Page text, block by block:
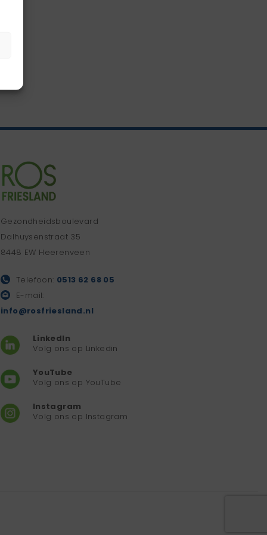
Gezondheidsboulevard
Dalhuysenstraat 35
8448 EW Heerenveen
Telefoon: 0513 62 68 05
E-mail:
info@rosfriesland.nl
LinkedIn
Volg ons op Linkedin
YouTube
Volg ons op YouTube
Instagram
Volg ons op Instagram